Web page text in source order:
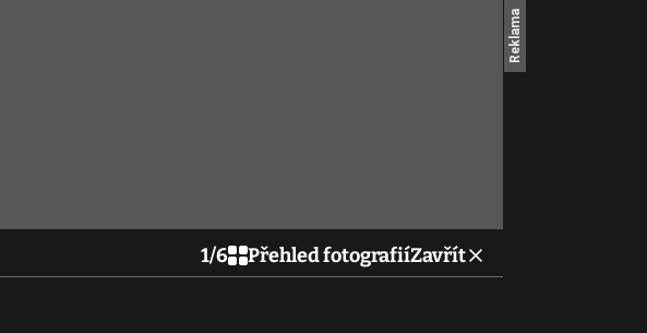
1/6 Přehled fotografiíZavřít